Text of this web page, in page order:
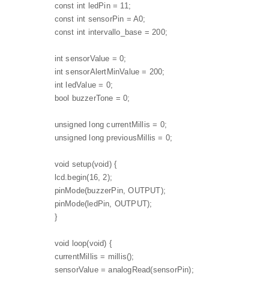
const int ledPin = 11;
const int sensorPin = A0;
const int intervallo_base = 200;
int sensorValue = 0;
int sensorAlertMinValue = 200;
int ledValue = 0;
bool buzzerTone = 0;
unsigned long currentMillis = 0;
unsigned long previousMillis = 0;
void setup(void) {
lcd.begin(16, 2);
pinMode(buzzerPin, OUTPUT);
pinMode(ledPin, OUTPUT);
}
void loop(void) {
currentMillis = millis();
sensorValue = analogRead(sensorPin);